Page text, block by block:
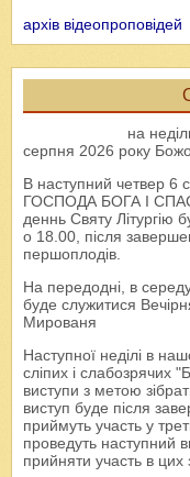
архів відеопроповідей
на
серпня 2026 року
В наступний четвер
ГОСПОДА БОГА І
деннь Святу Літургію
о 18.00, після
першоплодів.
На передодні, в
буде служитися
Мированя
Наступної неділі в
сліпих і слабозрячих
виступи з метою
виступ буде після
приймуть участь у
проведуть наступний
прийняти участь в цих